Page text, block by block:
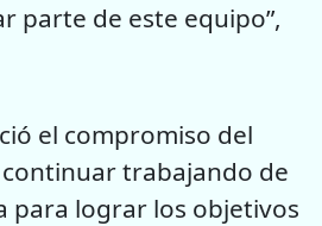
parte de este equipo”,
el compromiso del
trabajando de
para lograr los objetivos